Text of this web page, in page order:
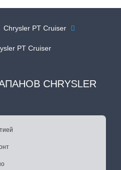
Chrysler PT Cruiser 
PT Cruiser
CHRYSLER